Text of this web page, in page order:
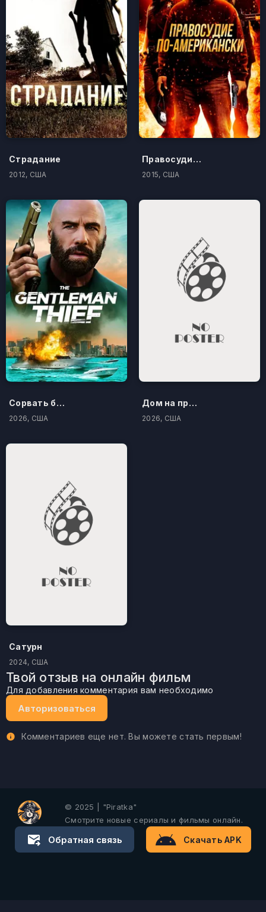
Страдание
2012, США
Правосудие по-американски
2015, США
Сорвать банк 3: Вор-джентльмен
2026, США
Дом на проклятом холме
2026, США
Сатурн
2024, США
Твой отзыв на онлайн фильм
Для добавления комментария вам необходимо
Авторизоваться
Комментариев еще нет. Вы можете стать первым!
© 2025 | "Piratka"
Смотрите новые сериалы и фильмы онлайн.
Обратная связь Скачать APK